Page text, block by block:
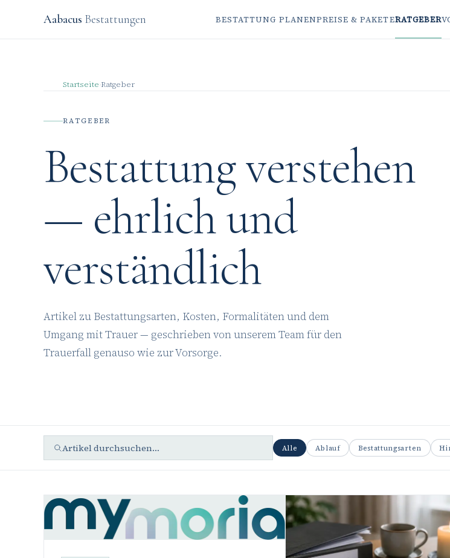
Aabacus Bestattungen BESTATTUNG PLANENPREISE & PAKETERATGEBER
Startseite ›Ratgeber
RATGEBER
Bestattung verstehen
— ehrlich und
verständlich
Artikel zu Bestattungsarten, Kosten, Formalitäten und dem
Umgang mit Trauer — geschrieben von unserem Team für den
Trauerfall genauso wie zur Vorsorge.
Alle Ablauf Bestattungsarten